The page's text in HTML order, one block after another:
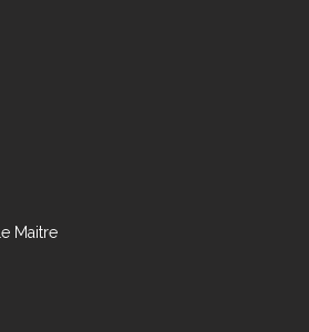
Maitre